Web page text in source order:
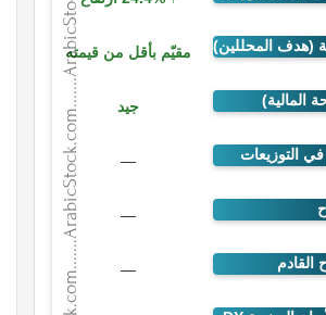
مقيّم بأقل من قيمته
جيد
—
—
—